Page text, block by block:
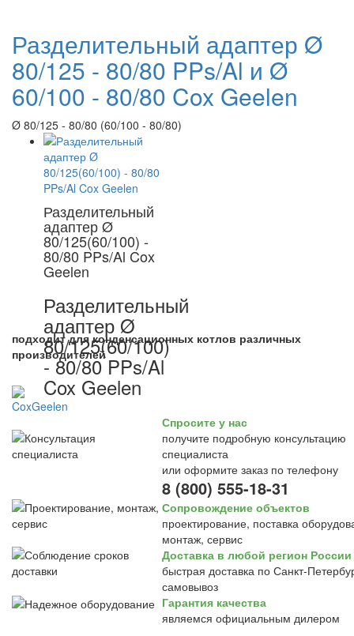
Разделительный адаптер Ø
80/125 - 80/80 PPs/Al и Ø
60/100 - 80/80 Cox Geelen
Ø 80/125 - 80/80 (60/100 - 80/80)
Разделительный
адаптер Ø
80/125(60/100) -
80/80 PPs/Al Cox
Geelen
Разделительный
адаптер Ø
80/125(60/100)
- 80/80 PPs/Al
Cox Geelen
подходит для конденсационных котлов различных
производителей
Спросите у нас
получите подробную консультацию
специалиста
или оформите заказ по телефону
8 (800) 555-18-31
Сопровождение объектов
проектирование, поставка
монтаж, сервис
Доставка в любой регион России
быстрая доставка по Санкт-
самовывоз
Гарантия качества
являемся официальным дилером